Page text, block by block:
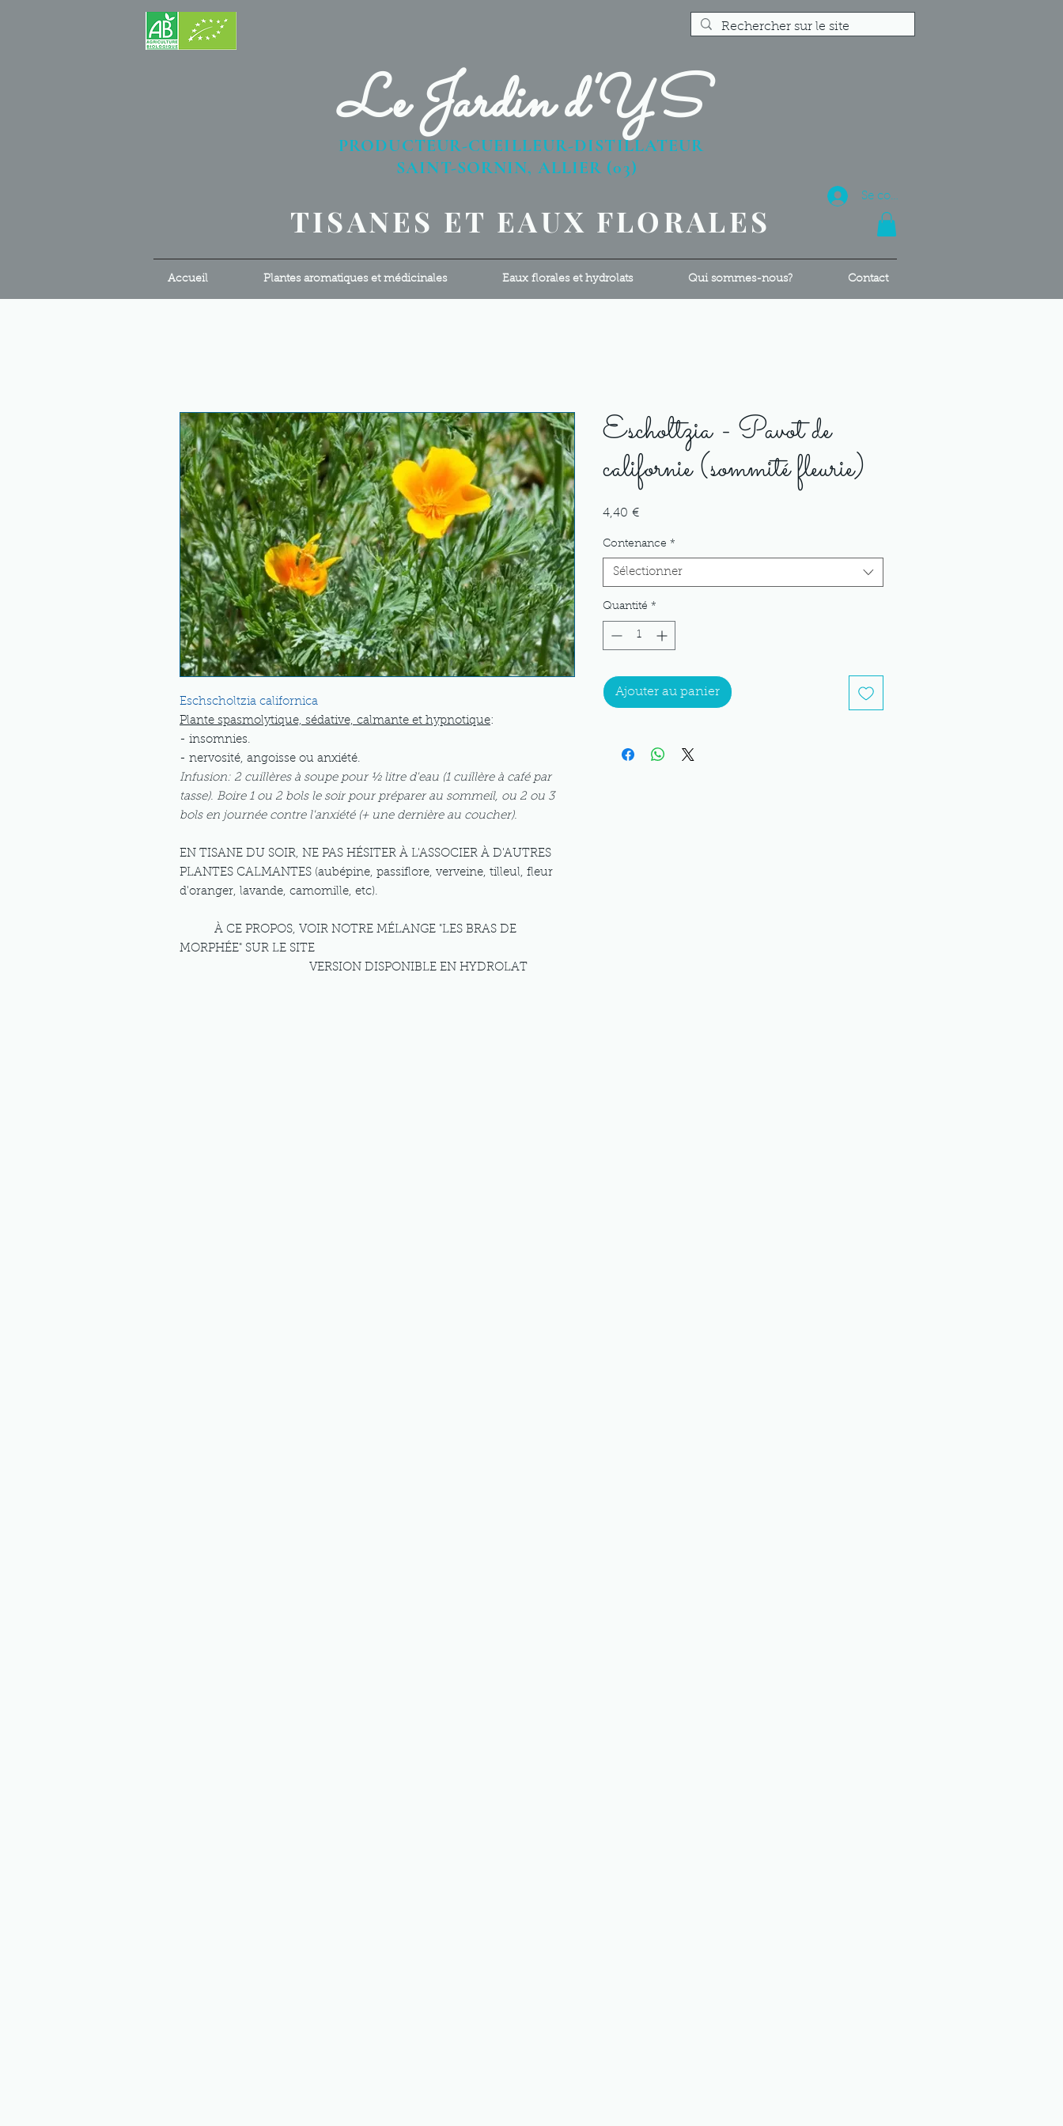
Le Jardin d'YS
PRODUCTEUR-CUEILLEUR-DISTILLATEUR
SAINT-SORNIN, ALLIER (03)
Se connecter
TISANES ET EAUX FLORALES
Accueil Plantes aromatiques et médicinales Eaux florales et hydrolats Qui sommes-nous? Contact
Eschscholtzia californica
Plante spasmolytique, sédative, calmante et hypnotique:
- insomnies.
- nervosité, angoisse ou anxiété.
Infusion: 2 cuillères à soupe pour ½ litre d'eau (1 cuillère à café par
tasse). Boire 1 ou 2 bols le soir pour préparer au sommeil, ou 2 ou 3
bols en journée contre l'anxiété (+ une dernière au coucher).
EN TISANE DU SOIR, NE PAS HÉSITER À L'ASSOCIER À D'AUTRES
PLANTES CALMANTES (aubépine, passiflore, verveine, tilleul, fleur
d'oranger, lavande, camomille, etc).
À CE PROPOS, VOIR NOTRE MÉLANGE "LES BRAS DE
MORPHÉE" SUR LE SITE
VERSION DISPONIBLE EN HYDROLAT
Escholtzia - Pavot de
californie (sommité fleurie)
4,40 €Prix
Contenance *
Sélectionner
Quantité *
Ajouter au panier